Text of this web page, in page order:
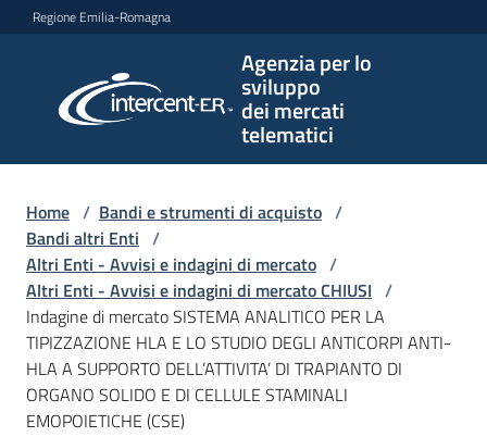
Vai al contenuto
Vai alla navigazione
Vai al footer
Regione Emilia-Romagna
Agenzia per lo
sviluppo
dei mercati
telematici
per lo
sviluppo
telematici
L'Agenzia
Bandi
e
Home / Bandi e strumenti di acquisto /
Bandi altri Enti /
Altri Enti - Avvisi e indagini di mercato /
Altri Enti - Avvisi e indagini di mercato CHIUSI /
Indagine di mercato SISTEMA ANALITICO PER LA
TIPIZZAZIONE HLA E LO STUDIO DEGLI ANTICORPI ANTI-
HLA A SUPPORTO DELL’ATTIVITA’ DI TRAPIANTO DI
ORGANO SOLIDO E DI CELLULE STAMINALI
EMOPOIETICHE (CSE)